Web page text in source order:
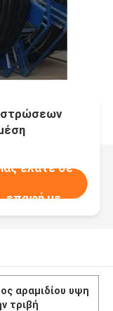
στρώσεων
ελάτε σε
επαφή με
αραμιδίου υψη
τριβή